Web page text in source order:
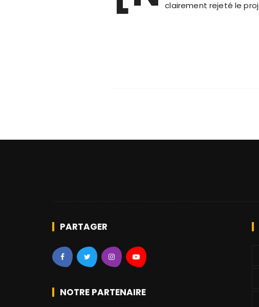
clairement rejeté le
PARTAGER
NOTRE PARTENAIRE